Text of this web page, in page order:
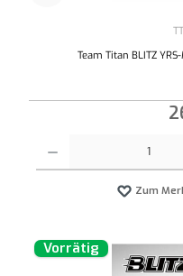
Team Titan BLITZ
Zum
Vorrätig